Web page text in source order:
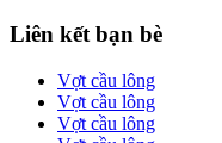
Liên kết bạn bè
Vợt cầu lông
Vợt cầu lông
Vợt cầu lông